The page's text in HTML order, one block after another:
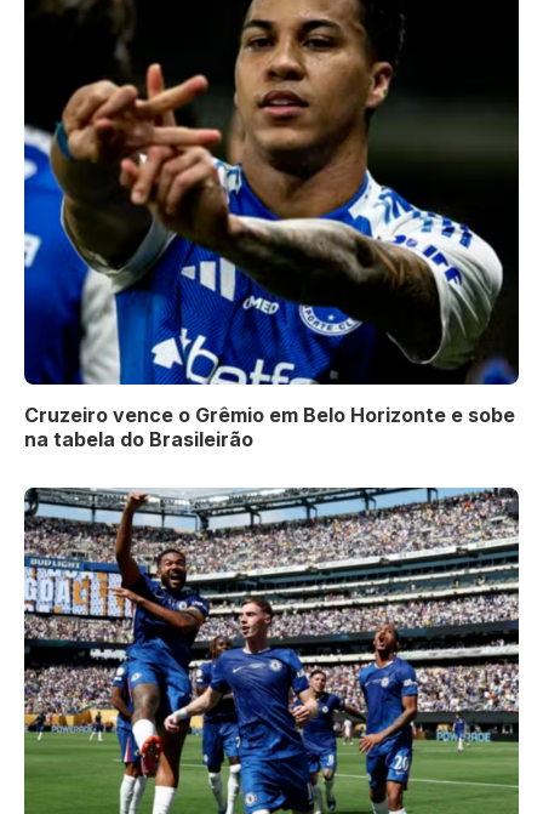
Cruzeiro vence o Grêmio em Belo Horizonte e sobe
na tabela do Brasileirão